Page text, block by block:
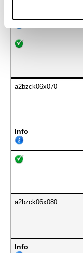
a2bzck06x070
Info
a2bzck06x080
Info